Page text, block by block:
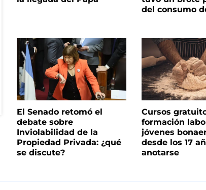
del consumo
El Senado retomó el
debate sobre
Inviolabilidad de la
Propiedad Privada: ¿qué
se discute?
Cursos
formación
jóvenes
desde los 17
anotarse